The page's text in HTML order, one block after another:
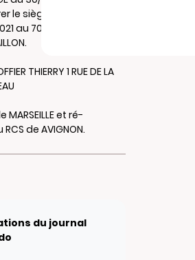
le siège social à
au 708 CHEMIN DE
THIERRY 1 RUE DE LA
et ré-
de AVIGNON.
du journal